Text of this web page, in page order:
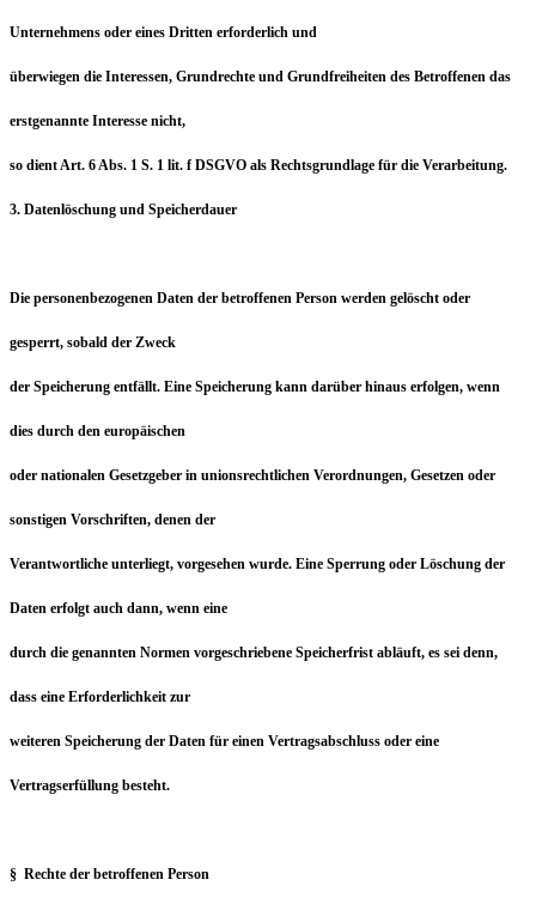
Unternehmens oder eines Dritten erforderlich und
überwiegen die Interessen, Grundrechte und Grundfreiheiten des Betroffenen das
erstgenannte Interesse nicht,
so dient Art. 6 Abs. 1 S. 1 lit. f DSGVO als Rechtsgrundlage für die Verarbeitung.
3. Datenlöschung und Speicherdauer
Die personenbezogenen Daten der betroffenen Person werden gelöscht oder
gesperrt, sobald der Zweck
der Speicherung entfällt. Eine Speicherung kann darüber hinaus erfolgen, wenn
dies durch den europäischen
oder nationalen Gesetzgeber in unionsrechtlichen Verordnungen, Gesetzen oder
sonstigen Vorschriften, denen der
Verantwortliche unterliegt, vorgesehen wurde. Eine Sperrung oder Löschung der
Daten erfolgt auch dann, wenn eine
durch die genannten Normen vorgeschriebene Speicherfrist abläuft, es sei denn,
dass eine Erforderlichkeit zur
weiteren Speicherung der Daten für einen Vertragsabschluss oder eine
Vertragserfüllung besteht.
§ Rechte der betroffenen Person